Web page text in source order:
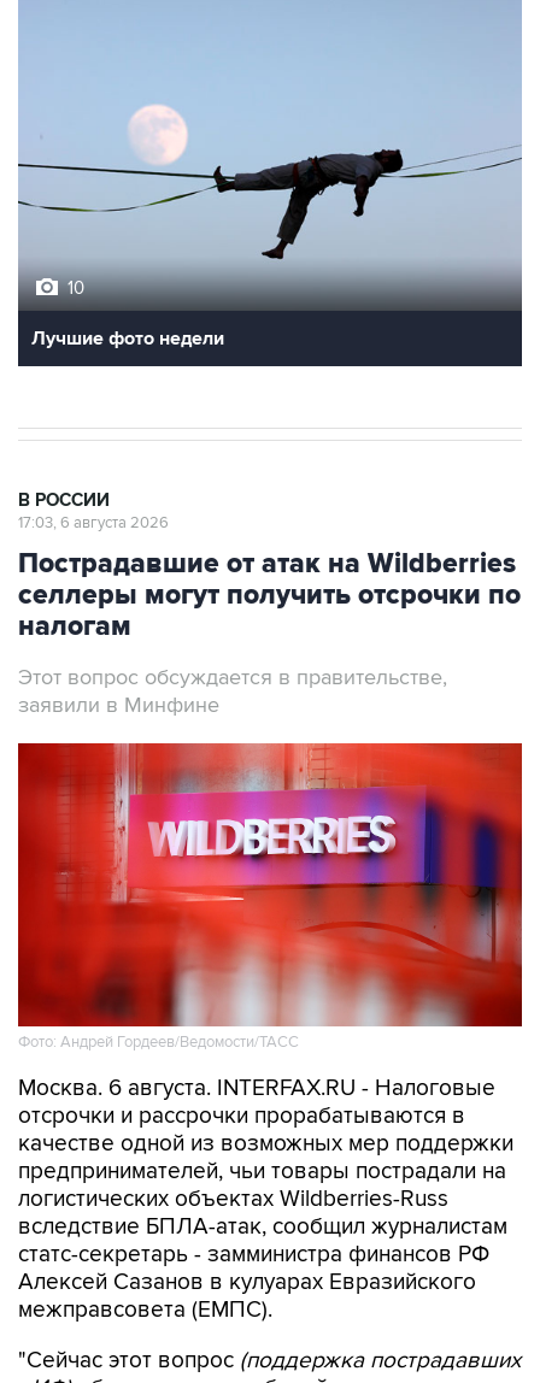
10
Лучшие фото недели
В РОССИИ
17:03, 6 августа 2026
Пострадавшие от атак на Wildberries
селлеры могут получить отсрочки по
налогам
Этот вопрос обсуждается в правительстве,
заявили в Минфине
Фото: Андрей Гордеев/Ведомости/ТАСС
Москва. 6 августа. INTERFAX.RU - Налоговые
отсрочки и рассрочки прорабатываются в
качестве одной из возможных мер поддержки
предпринимателей, чьи товары пострадали на
логистических объектах Wildberries-Russ
вследствие БПЛА-атак, сообщил журналистам
статс-секретарь - замминистра финансов РФ
Алексей Сазанов в кулуарах Евразийского
межправсовета (ЕМПС).
"Сейчас этот вопрос (поддержка пострадавших